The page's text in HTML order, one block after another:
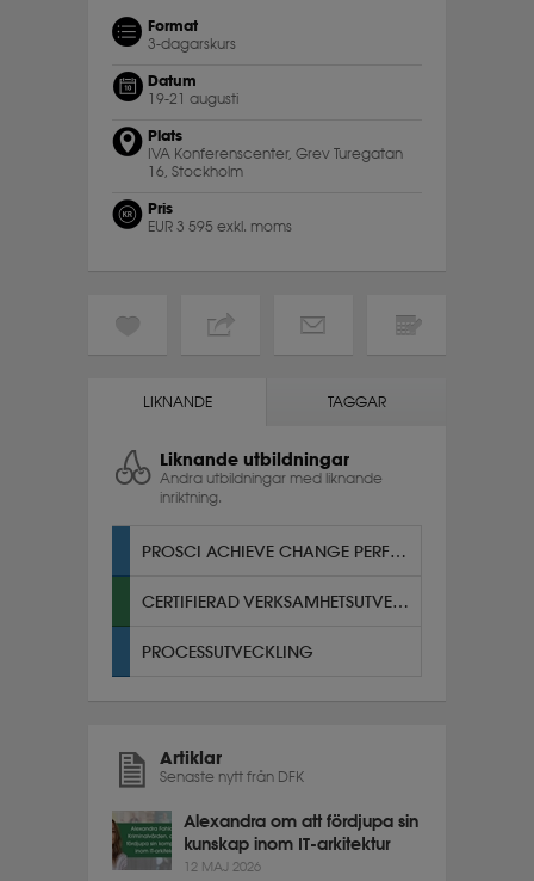
Format
3-dagarskurs
Datum
19-21 augusti
Plats
IVA Konferenscenter, Grev Turegatan
16, Stockholm
Pris
EUR 3 595 exkl. moms
LIKNANDE TAGGAR
Liknande utbildningar
Andra utbildningar med liknande
inriktning.
PROSCI ACHIEVE CHANGE PERFORMANCE
CERTIFIERAD VERKSAMHETSUTVECKLARE
PROCESSUTVECKLING
Artiklar
Senaste nytt från DFK
Alexandra om att fördjupa sin
kunskap inom IT-arkitektur
12 MAJ 2026